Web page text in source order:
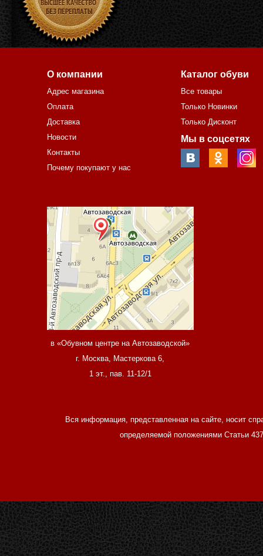
О компании
Адрес магазина
Оплата
Доставка
Новости
Контакты
Почему покупают у нас
Каталог обуви
Все товары
Только Новинки
Только Дисконт
Мы в соцсетях
в «Обувном центре на Автозаводской»
г. Москва, Мастеркова 6,
1 эт., пав. 11-12/1
Вся информация, представленная на сайте, носит
определяемой положениями Статьи